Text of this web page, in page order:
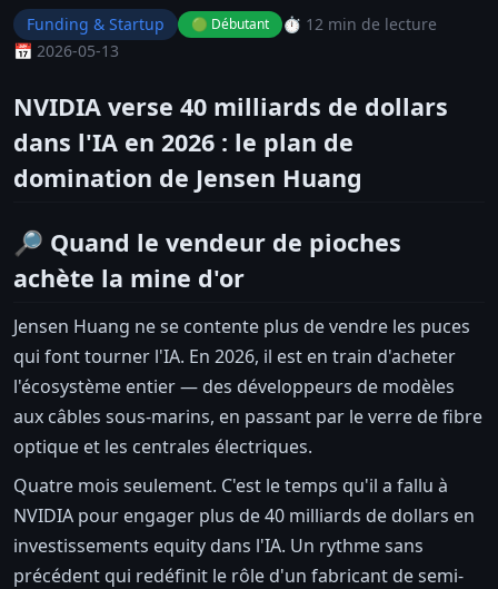
Funding & Startup 🟢 Débutant
⏱️ 12 min de lecture
📅 2026-05-13
NVIDIA verse 40 milliards de dollars
dans l'IA en 2026 : le plan de
domination de Jensen Huang
🔎 Quand le vendeur de pioches
achète la mine d'or
Jensen Huang ne se contente plus de vendre les puces
qui font tourner l'IA. En 2026, il est en train d'acheter
l'écosystème entier — des développeurs de modèles
aux câbles sous-marins, en passant par le verre de fibre
optique et les centrales électriques.
Quatre mois seulement. C'est le temps qu'il a fallu à
NVIDIA pour engager plus de 40 milliards de dollars en
investissements equity dans l'IA. Un rythme sans
précédent qui redéfinit le rôle d'un fabricant de semi-